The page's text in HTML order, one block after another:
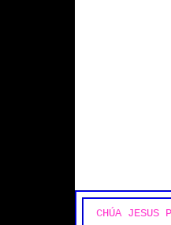
CHÚA JESUS